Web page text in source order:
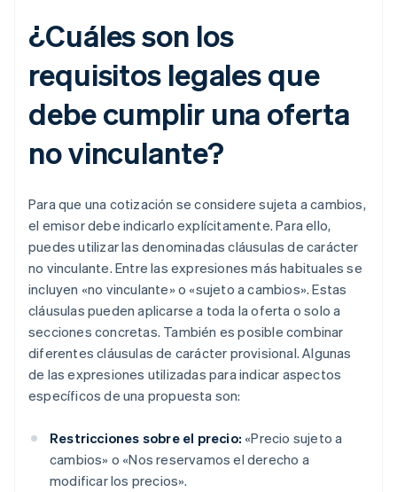
¿Cuáles son los
requisitos legales que
debe cumplir una oferta
no vinculante?
Para que una cotización se considere sujeta a cambios,
el emisor debe indicarlo explícitamente. Para ello,
puedes utilizar las denominadas cláusulas de carácter
no vinculante. Entre las expresiones más habituales se
incluyen «no vinculante» o «sujeto a cambios». Estas
cláusulas pueden aplicarse a toda la oferta o solo a
secciones concretas. También es posible combinar
diferentes cláusulas de carácter provisional. Algunas
de las expresiones utilizadas para indicar aspectos
específicos de una propuesta son:
Restricciones sobre el precio: «Precio sujeto a
cambios» o «Nos reservamos el derecho a
modificar los precios».